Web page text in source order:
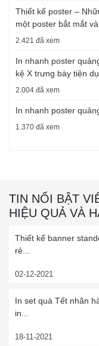
Thiết kế poster –
một poster bắt mắt
2.421 đã xem
In nhanh poster
kệ X trưng bày tiện
2.004 đã xem
In nhanh poster
1.370 đã xem
TIN NỔI BẬT
HIỆU QUẢ VÀ
Thiết kế banner
rẻ...
02-12-2021
In set quà Tết nhãn
in...
18-11-2021